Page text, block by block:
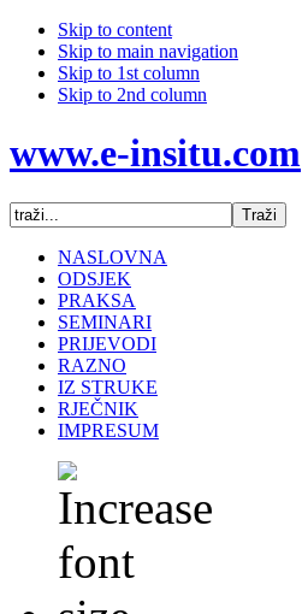
Skip to content
Skip to main navigation
Skip to 1st column
Skip to 2nd column
www.e-insitu.com
NASLOVNA
ODSJEK
PRAKSA
SEMINARI
PRIJEVODI
RAZNO
IZ STRUKE
RJEČNIK
IMPRESUM